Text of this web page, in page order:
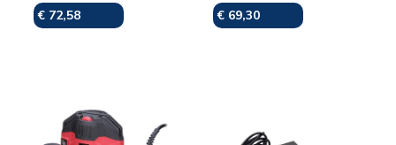
€ 72,58 € 69,30